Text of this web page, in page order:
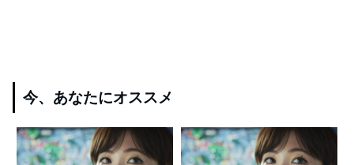
今、あなたにオススメ